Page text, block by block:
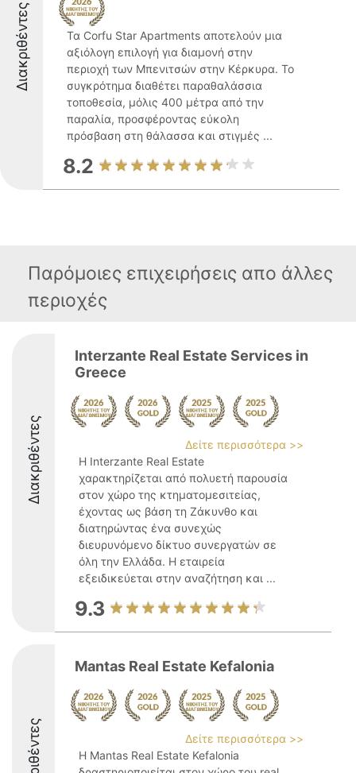
Διακριθέντες
Τα Corfu Star Apartments αποτελούν μια
αξιόλογη επιλογή για διαμονή στην
περιοχή των Μπενιτσών στην Κέρκυρα. Το
συγκρότημα διαθέτει παραθαλάσσια
τοποθεσία, μόλις 400 μέτρα από την
παραλία, προσφέροντας εύκολη
πρόσβαση στη θάλασσα και στιγμές ...
8.2
Παρόμοιες επιχειρήσεις απο άλλες
περιοχές
Διακριθέντες
Interzante Real Estate Services in
Greece
Δείτε περισσότερα >>
Η Interzante Real Estate
χαρακτηρίζεται από πολυετή παρουσία
στον χώρο της κτηματομεσιτείας,
έχοντας ως βάση τη Ζάκυνθο και
διατηρώντας ένα συνεχώς
διευρυνόμενο δίκτυο συνεργατών σε
όλη την Ελλάδα. Η εταιρεία
εξειδικεύεται στην αναζήτηση και ...
9.3
Mantas Real Estate Kefalonia
Δείτε περισσότερα >>
Η Mantas Real Estate Kefalonia